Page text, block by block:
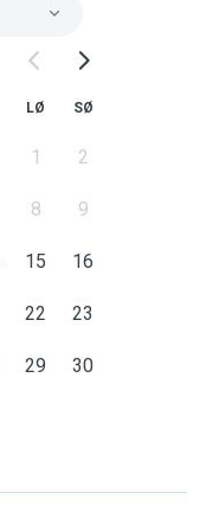
LØ SØ
1 2
8 9
15 16
22 23
29 30